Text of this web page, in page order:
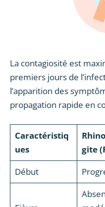
La contagiosité est
premiers jours de
l’apparition des
propagation rapide en
Caractéristiq
ues
gite
Début